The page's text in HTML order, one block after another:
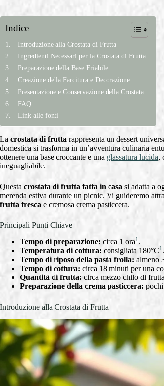
Indice
Introduzione alla Crostata di Frutta
Ingredienti Necessari per la Crostata di Frutta
Preparazione della Base Friabile
Creazione della Farcitura e Decorazione
Presentazione e Conservazione della Crostata
FAQ
Link alle fonti
La crostata di frutta rappresenta un dessert
domestica si trasforma in un’avventura culinaria
ottenere una base croccante e una glassatura lucida,
ineguagliabile.
Questa crostata di frutta fatta in casa si adatta a
merenda estiva durante un picnic. Vi guideremo
frutta fresca e cremosa crema pasticcera.
Principali Punti Chiave
Tempo di preparazione: circa 1 ora1.
Temperatura di cottura: consigliata 180°C1.
Tempo di riposo della pasta frolla: almeno
Tempo di cottura: circa 18 minuti per una
Quantità di frutta:circa mezzo chilo di
Preparazione della crema pasticcera:
Introduzione alla Crostata di Frutta